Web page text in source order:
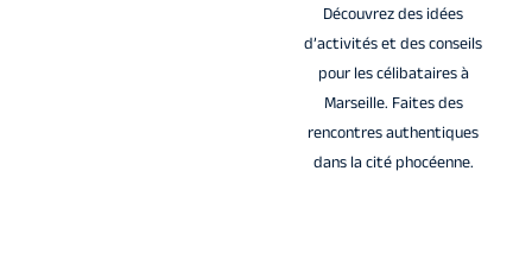
Découvrez des idées
d’activités et des conseils
pour les célibataires à
Marseille. Faites des
rencontres authentiques
dans la cité phocéenne.